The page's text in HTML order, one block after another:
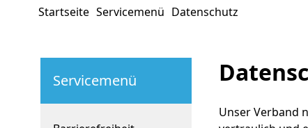
Startseite Servicemenü Datenschutz
Servicemenü
Unser Verband